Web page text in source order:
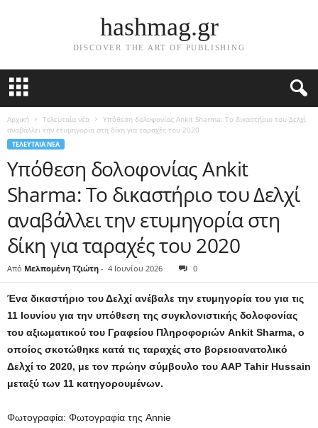
hashmag.gr
DISCOVER THE ART OF PUBLISHING
Αρχική Τελευταία νέα
Υπόθεση δολοφονίας Ankit Sharma: Το δικαστήριο του Δελχί
αναβάλλει την ετυμηγορία στη δίκη για ταραχές του 2020
ΤΕΛΕΥΤΑΊΑ ΝΈΑ
Υπόθεση δολοφονίας Ankit
Sharma: Το δικαστήριο του Δελχί
αναβάλλει την ετυμηγορία στη
δίκη για ταραχές του 2020
Από Μελπομένη Τζιώτη - 4 Ιουνίου 2026 0
Ένα δικαστήριο του Δελχί ανέβαλε την ετυμηγορία του για τις
11 Ιουνίου για την υπόθεση της συγκλονιστικής δολοφονίας
του αξιωματικού του Γραφείου Πληροφοριών Ankit Sharma, ο
οποίος σκοτώθηκε κατά τις ταραχές στο βορειοανατολικό
Δελχί το 2020, με τον πρώην σύμβουλο του AAP Tahir Hussain
μεταξύ των 11 κατηγορουμένων.
Φωτογραφία: Φωτογραφία της Annie